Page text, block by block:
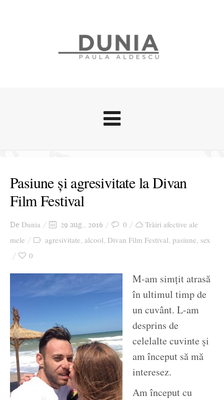
Stari afective
Zice Dunia
Cursuri povestite
Ziua culorii
Pasiune și agresivitate la Divan
Film Festival
De Dunia 29 aug., 2016 0
Trăiri afective ale
mele
agresivitate, alcool, Divan Film Festival, pasiune, sex
0
M-am simțit atrasă
în ultimul timp de
un cuvânt. L-am
desprins de
celelalte cuvinte și
am început să mă
interesez.
Am început cu